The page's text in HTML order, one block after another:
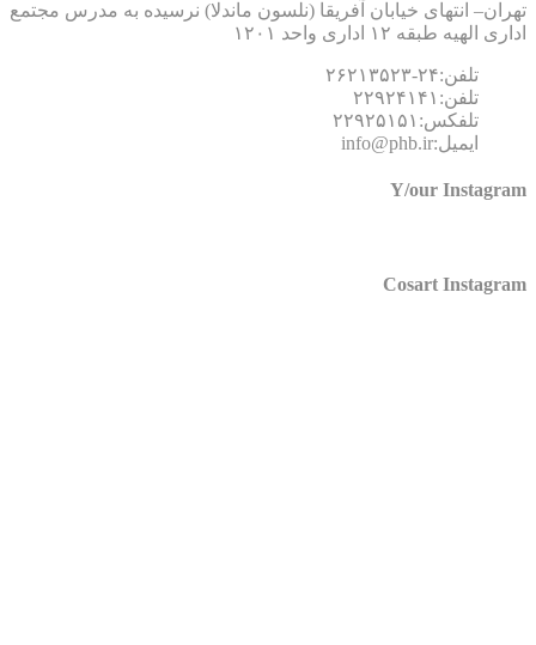
انتهای خیابان آفریقا (نلسون ماندلا) نرسیده به مدرس مجتمع
الهیه طبقه ۱۲ اداری واحد ۱۲۰۱
تلفن:۲۴-۲۶۲۱۳۵۲۳
تلفن:۲۲۹۲۴۱۴۱
تلفکس:۲۲۹۲۵۱۵۱
ایمیل:info@phb.ir
Y/our
Cosart